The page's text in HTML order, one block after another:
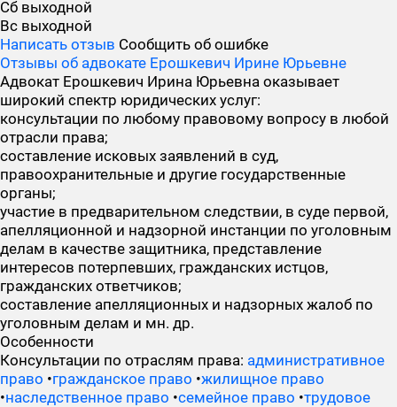
Сб выходной
Вс выходной
Написать отзыв Сообщить об ошибке
Отзывы об адвокате Ерошкевич Ирине Юрьевне
Адвокат Ерошкевич Ирина Юрьевна оказывает
широкий спектр юридических услуг:
консультации по любому правовому вопросу в любой
отрасли права;
составление исковых заявлений в суд,
правоохранительные и другие государственные
органы;
участие в предварительном следствии, в суде первой,
апелляционной и надзорной инстанции по уголовным
делам в качестве защитника, представление
интересов потерпевших, гражданских истцов,
гражданских ответчиков;
составление апелляционных и надзорных жалоб по
уголовным делам и мн. др.
Особенности
Консультации по отраслям права: административное
право •гражданское право •жилищное право
•наследственное право •семейное право •трудовое